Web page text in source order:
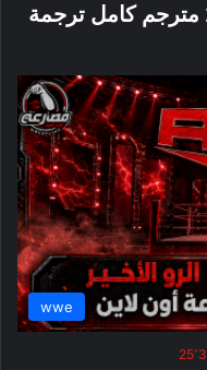
عرض الرو الاخير 20/7/2026 مترجم كامل ترجمة
wwe